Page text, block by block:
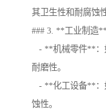
其卫生性和耐腐蚀性
### 3. **工业制造**
- **机械零件**：
耐磨性。
- **化工设备**：
蚀性。